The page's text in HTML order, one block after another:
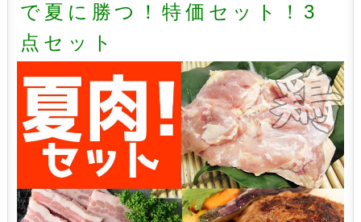
で夏に勝つ！特価セット！3
点セット